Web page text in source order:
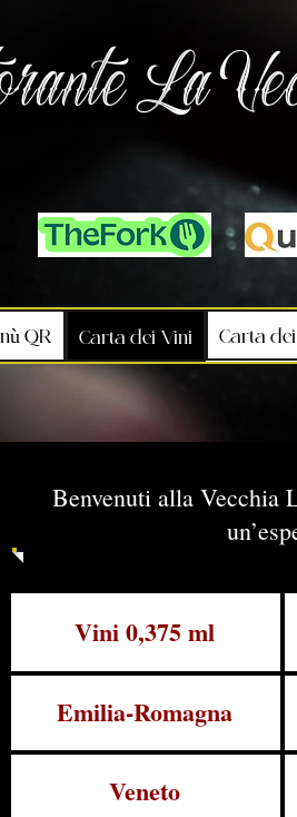
La
QR Carta dei Vini Carta
Benvenuti alla Vecchia
Vini 0,375 ml
Emilia-Romagna
Veneto